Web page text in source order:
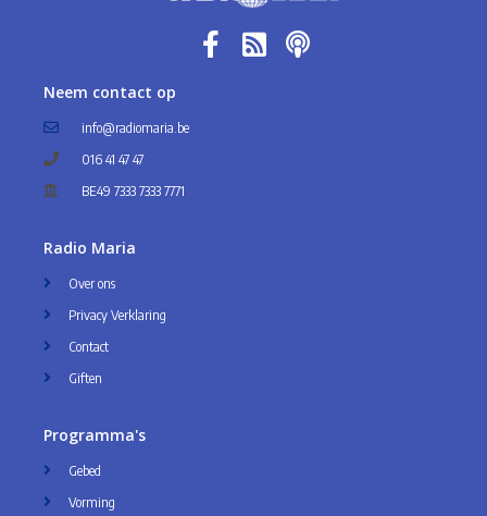
Neem contact op
info@radiomaria.be
016 41 47 47
BE49 7333 7333 7771
Radio Maria
Over ons
Privacy Verklaring
Contact
Giften
Programma's
Gebed
Vorming